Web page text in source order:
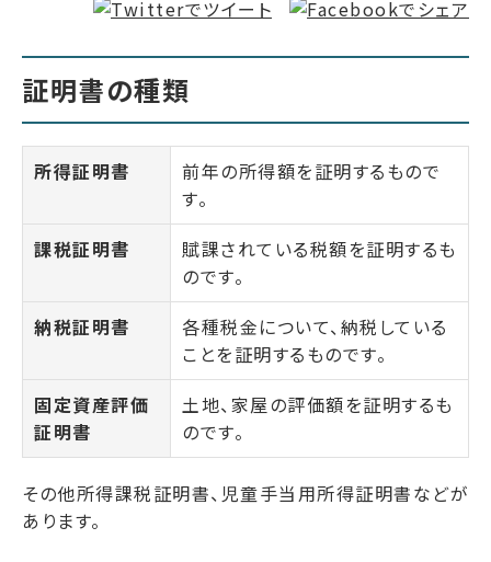
証明書の種類
所得証明書
前年の所得額を証明するもので
す。
課税証明書
賦課されている税額を証明するも
のです。
納税証明書
各種税金について、納税している
ことを証明するものです。
固定資産評価
証明書
土地、家屋の評価額を証明するも
のです。
その他所得課税証明書、児童手当用所得証明書などが
あります。